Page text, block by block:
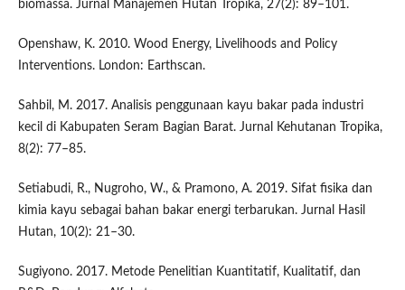
biomassa. Jurnal Manajemen Hutan Tropika, 27(2): 89–101.
Openshaw, K. 2010. Wood Energy, Livelihoods and Policy
Interventions. London: Earthscan.
Sahbil, M. 2017. Analisis penggunaan kayu bakar pada industri
kecil di Kabupaten Seram Bagian Barat. Jurnal Kehutanan Tropika,
8(2): 77–85.
Setiabudi, R., Nugroho, W., & Pramono, A. 2019. Sifat fisika dan
kimia kayu sebagai bahan bakar energi terbarukan. Jurnal Hasil
Hutan, 10(2): 21–30.
Sugiyono. 2017. Metode Penelitian Kuantitatif, Kualitatif, dan